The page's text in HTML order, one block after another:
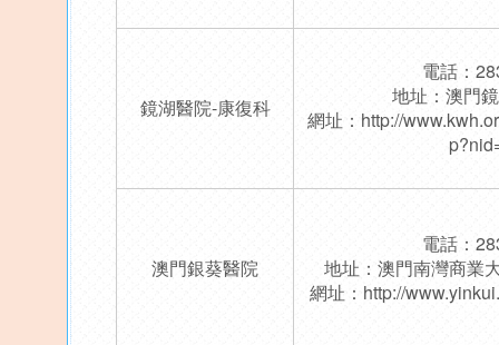
鏡湖醫院-康復科
電話：
地址：澳門
網址： http://
澳門銀葵醫院
電話：
地址：澳門南灣商業
網址： http://